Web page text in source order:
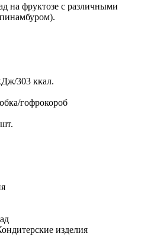
на фруктозе с различными
303 ккал.
гофрокороб
изделия